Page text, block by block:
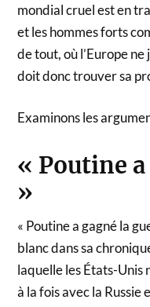
mondial cruel est en
et les hommes forts
de tout, où l’Europe
doit donc trouver sa
Examinons les
« Poutine
»
« Poutine a gagné la
blanc dans sa
laquelle les États-Unis
à la fois avec la Russie